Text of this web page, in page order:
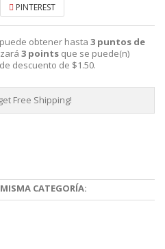
PINTEREST
obtener hasta 3 puntos de
3 points que se puede(n)
descuento de $1.50.
Free Shipping!
CATEGORÍA: